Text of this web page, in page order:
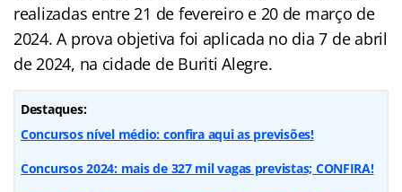
realizadas entre 21 de fevereiro e 20 de março de
2024. A prova objetiva foi aplicada no dia 7 de abril
de 2024, na cidade de Buriti Alegre.
Destaques:
Concursos nível médio: confira aqui as previsões!
Concursos 2024: mais de 327 mil vagas previstas; CONFIRA!